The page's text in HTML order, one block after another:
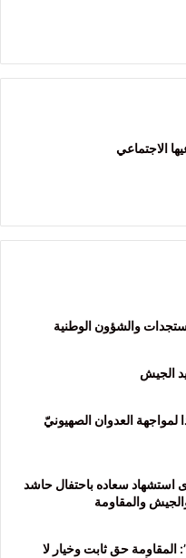
الاجتماعي
والشؤون الوطنية
الجيش
لمواجهة العدوان الصهيونيّ
استشهاد سعاده باحتفال حاشد
والمقاومة
حق ثابت وخيار لا